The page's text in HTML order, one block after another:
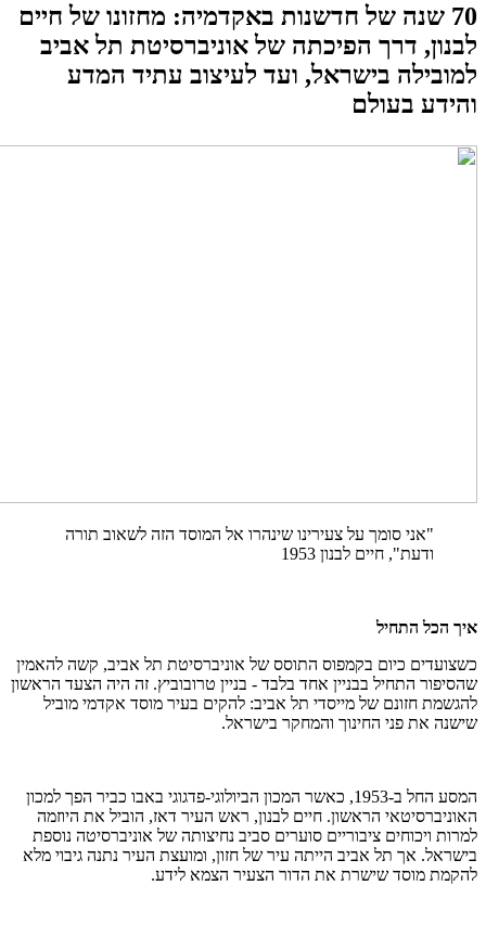
70 שנה של חדשנות באקדמיה: מחזונו של חיים
לבנון, דרך הפיכתה של אוניברסיטת תל אביב
למובילה בישראל, ועד לעיצוב עתיד המדע
והידע בעולם
"אני סומך על צעירינו שינהרו אל המוסד הזה לשאוב תורה
ודעת", חיים לבנון 1953
איך הכל התחיל
כשצועדים כיום בקמפוס התוסס של אוניברסיטת תל אביב, קשה להאמין
שהסיפור התחיל בבניין אחד בלבד - בניין טרובוביץ. זה היה הצעד הראשון
להגשמת חזונם של מייסדי תל אביב: להקים בעיר מוסד אקדמי מוביל
שישנה את פני החינוך והמחקר בישראל.
המסע החל ב-1953, כאשר המכון הביולוגי-פדגוגי באבו כביר הפך למכון
האוניברסיטאי הראשון. חיים לבנון, ראש העיר דאז, הוביל את היוזמה
למרות ויכוחים ציבוריים סוערים סביב נחיצותה של אוניברסיטה נוספת
בישראל. אך תל אביב הייתה עיר של חזון, ומועצת העיר נתנה גיבוי מלא
להקמת מוסד שישרת את הדור הצעיר הצמא לידע.